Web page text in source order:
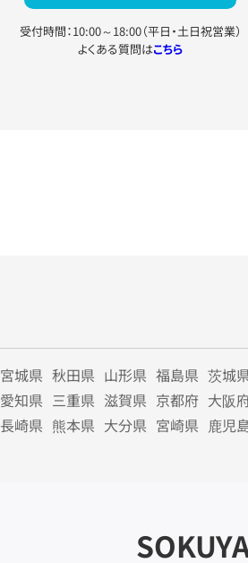
受付時間：10:00～18:00（平日・土日祝営業）
よくある質問はこちら
宮城県 秋田県 山形県 福島県 茨城
愛知県 三重県 滋賀県 京都府 大阪
長崎県 熊本県 大分県 宮崎県 鹿児